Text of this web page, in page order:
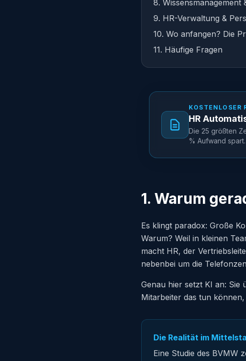
8. Wissensmanagement
9. HR-Verwaltung &
10. Wo anfangen? Die
11. Häufige Fragen
KOSTENLOSER
HR
Die 25 größten
% Aufwand
1. Warum
Es klingt paradox: Große
Warum? Weil in kleinen
macht HR, der
nebenbei um die
Genau hier setzt KI an: Sie
Mitarbeiter das tun
Die Realität im
Eine Studie des BVMW